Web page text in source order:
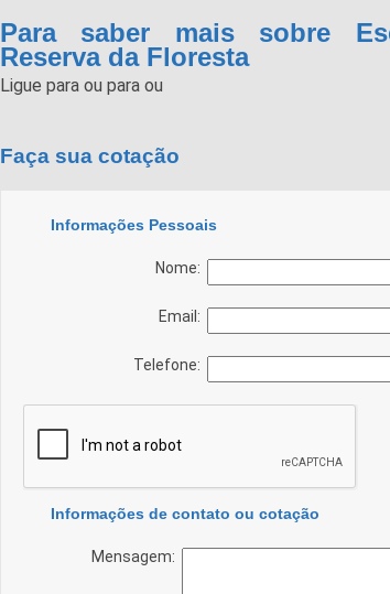
Para saber mais sobre
Reserva da Floresta
Ligue para ou para ou
Faça sua cotação
Informações Pessoais
Nome:
Email:
Telefone:
Informações de contato ou cotação
Mensagem: